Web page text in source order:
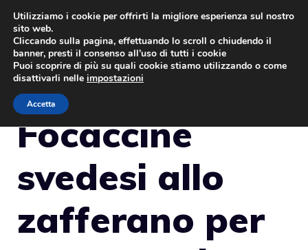
Vai
contenuto
Focaccine
svedesi allo
zafferano per
Utilizziamo i cookie per offrirti la migliore esperienza sul nostro
sito web.
Cliccando sulla pagina, effettuando lo scroll o chiudendo il
banner, presti il consenso all’uso di tutti i cookie
Puoi scoprire di più su quali cookie stiamo utilizzando o come
disattivarli nelle impostazioni
Accetta